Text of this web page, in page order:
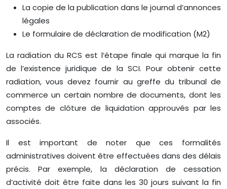
La copie de la publication dans le journal d’annonces
légales
Le formulaire de déclaration de modification (M2)
La radiation du RCS est l’étape finale qui marque la fin
de l’existence juridique de la SCI. Pour obtenir cette
radiation, vous devez fournir au greffe du tribunal de
commerce un certain nombre de documents, dont les
comptes de clôture de liquidation approuvés par les
associés.
Il est important de noter que ces formalités
administratives doivent être effectuées dans des délais
précis. Par exemple, la déclaration de cessation
d’activité doit être faite dans les 30 jours suivant la fin